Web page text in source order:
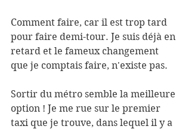
Comment faire, car il est trop tard
pour faire demi-tour. Je suis déjà en
retard et le fameux changement
que je comptais faire, n'existe pas.
Sortir du métro semble la meilleure
option ! Je me rue sur le premier
taxi que je trouve, dans lequel il y a